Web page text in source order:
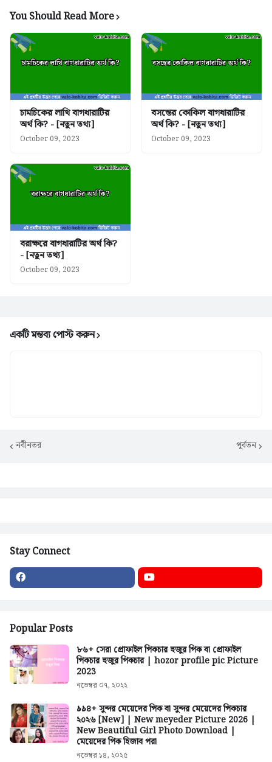
You Should Read More
চামচিকের লাথি বাগধারাটির
অর্থ কি? - [নতুন তথ্য]
October 09, 2023
বসন্তের কোকিল বাগধারাটির
অর্থ কি? - [নতুন তথ্য]
October 09, 2023
বরাক্ষরে বাগধারাটির অর্থ কি?
- [নতুন তথ্য]
October 09, 2023
একটি মন্তব্য পোস্ট করুন
নবীনতর পূর্বতন
Stay Connect
Popular Posts
৮৬+ সেরা প্রোফাইল পিকচার হুজুর পিক বা প্রোফাইল
পিকচার হুজুর পিকচার | hozor profile pic Picture
2023
নভেম্বর ০৭, ২০২২
৯৯৪+ সুন্দর মেয়েদের পিক বা সুন্দর মেয়েদের পিকচার
২০২৬ [New] | New meyeder Picture 2026 |
New Beautiful Girl Photo Download |
মেয়েদের পিক হিজাব পরা
নভেম্বর ১৪, ২০২৫